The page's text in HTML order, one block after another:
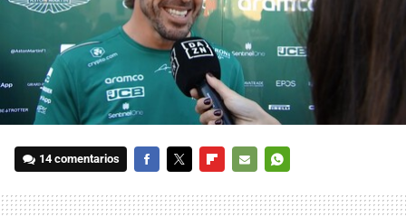
14 comentarios
MAIL